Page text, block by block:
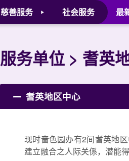
慈善服务 社会服务 最
服务单位 耆英
耆英地区中心
现时啬色园办有2间耆英地
建立融合之人际关係，潜能